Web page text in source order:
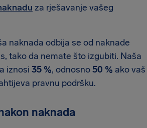
za rješavanje vašeg
naknada odbija se od naknade
tako da nemate što izgubiti. Naša
iznosi 35 %, odnosno50 % ako vaš
pravnu podršku.
naknada